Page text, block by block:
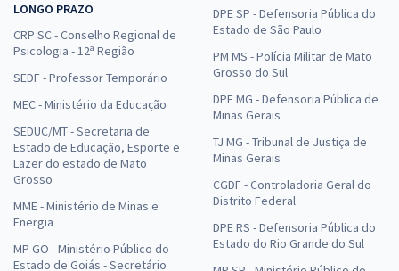
LONGO PRAZO
CRP SC - Conselho Regional de
Psicologia - 12ª Região
SEDF - Professor Temporário
MEC - Ministério da Educação
SEDUC/MT - Secretaria de
Estado de Educação, Esporte e
Lazer do estado de Mato
Grosso
MME - Ministério de Minas e
Energia
MP GO - Ministério Público do
Estado de Goiás - Secretário
DPE SP - Defensoria Pública do
Estado de São Paulo
PM MS - Polícia Militar de Mato
Grosso do Sul
DPE MG - Defensoria Pública de
Minas Gerais
TJ MG - Tribunal de Justiça de
Minas Gerais
CGDF - Controladoria Geral do
Distrito Federal
DPE RS - Defensoria Pública do
Estado do Rio Grande do Sul